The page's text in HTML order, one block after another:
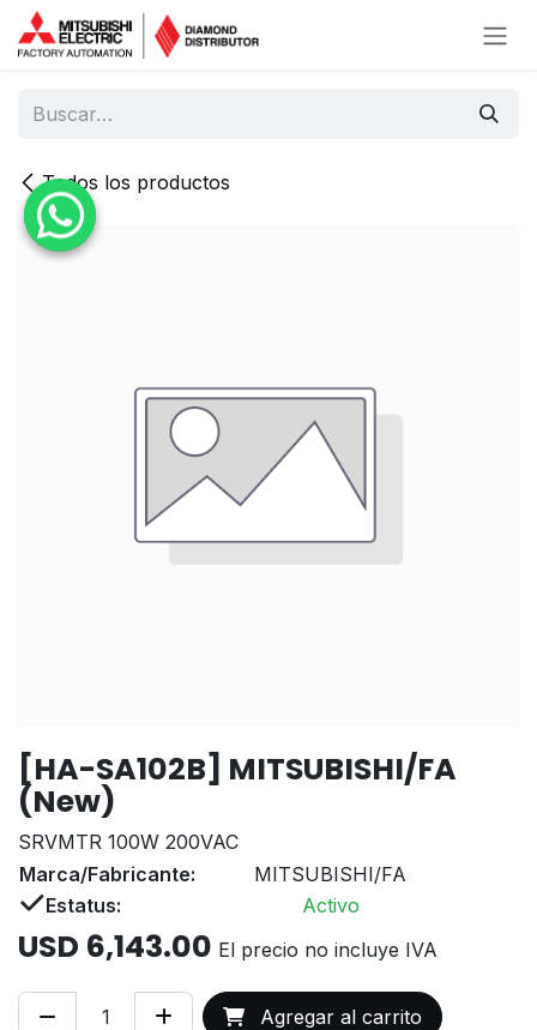
Ir al contenido
Todos los productos
[HA-SA102B] MITSUBISHI/FA
(New)
SRVMTR 100W 200VAC
Marca/Fabricante:
MITSUBISHI/FA
Estatus:
Activo
USD 6,143.00 El precio no incluye IVA
Agregar al carrito